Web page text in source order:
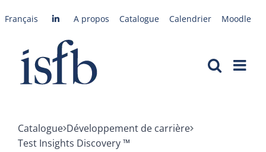
auFrançais A propos Catalogue Calendrier Moodle
Catalogue Développement de carrière
Test Insights Discovery ™